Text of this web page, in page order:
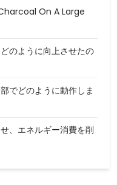
On A Large
のように向上させたの
でどのように動作しま
、エネルギー消費を削